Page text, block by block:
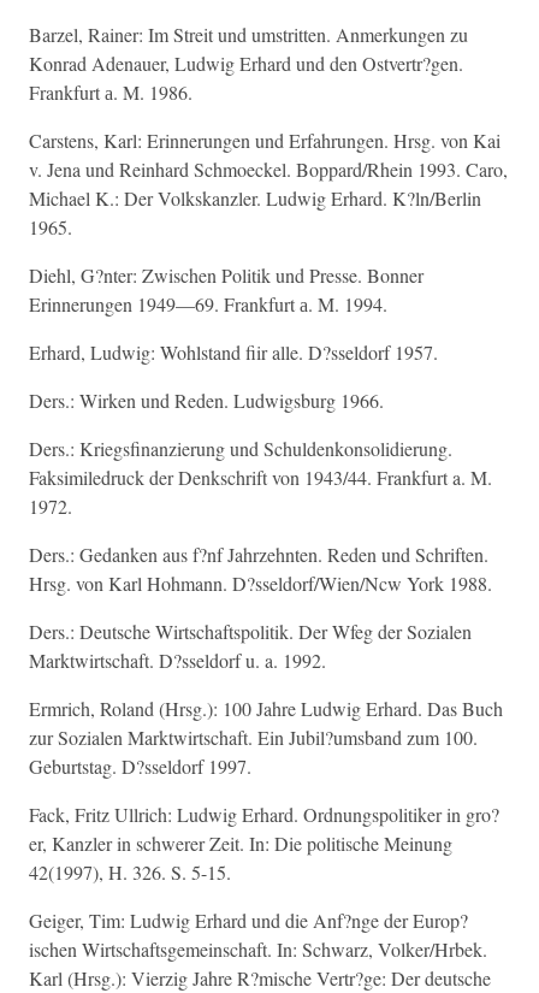
Barzel, Rainer: Im Streit und umstritten. Anmerkungen zu
Konrad Adenauer, Ludwig Erhard und den Ostvertr?gen.
Frankfurt а. M. 1986.
Carstens, Karl: Erinnerungen und Erfahrungen. Hrsg. von Kai
v. Jena und Reinhard Schmoeckel. Boppard/Rhein 1993. Caro,
Michael K.: Der Volkskanzler. Ludwig Erhard. K?ln/Berlin
1965.
Diehl, G?nter: Zwischen Politik und Presse. Bonner
Erinnerungen 1949—69. Frankfurt а. M. 1994.
Erhard, Ludwig: Wohlstand fiir alle. D?sseldorf 1957.
Ders.: Wirken und Reden. Ludwigsburg 1966.
Ders.: Kriegsfinanzierung und Schuldenkonsolidierung.
Faksimiledruck der Denkschrift von 1943/44. Frankfurt a. M.
1972.
Ders.: Gedanken aus f?nf Jahrzehnten. Reden und Schriften.
Hrsg. von Karl Hohmann. D?sseldorf/Wien/Ncw York 1988.
Ders.: Deutsche Wirtschaftspolitik. Der Wfeg der Sozialen
Marktwirtschaft. D?sseldorf u. a. 1992.
Ermrich, Roland (Hrsg.): 100 Jahre Ludwig Erhard. Das Buch
zur Sozialen Marktwirtschaft. Ein Jubil?umsband zum 100.
Geburtstag. D?sseldorf 1997.
Fack, Fritz Ullrich: Ludwig Erhard. Ordnungspolitiker in gro?
er, Kanzler in schwerer Zeit. In: Die politische Meinung
42(1997), H. 326. S. 5-15.
Geiger, Tim: Ludwig Erhard und die Anf?nge der Europ?
ischen Wirtschaftsgemeinschaft. In: Schwarz, Volker/Hrbek.
Karl (Hrsg.): Vierzig Jahre R?mische Vertr?ge: Der deutsche